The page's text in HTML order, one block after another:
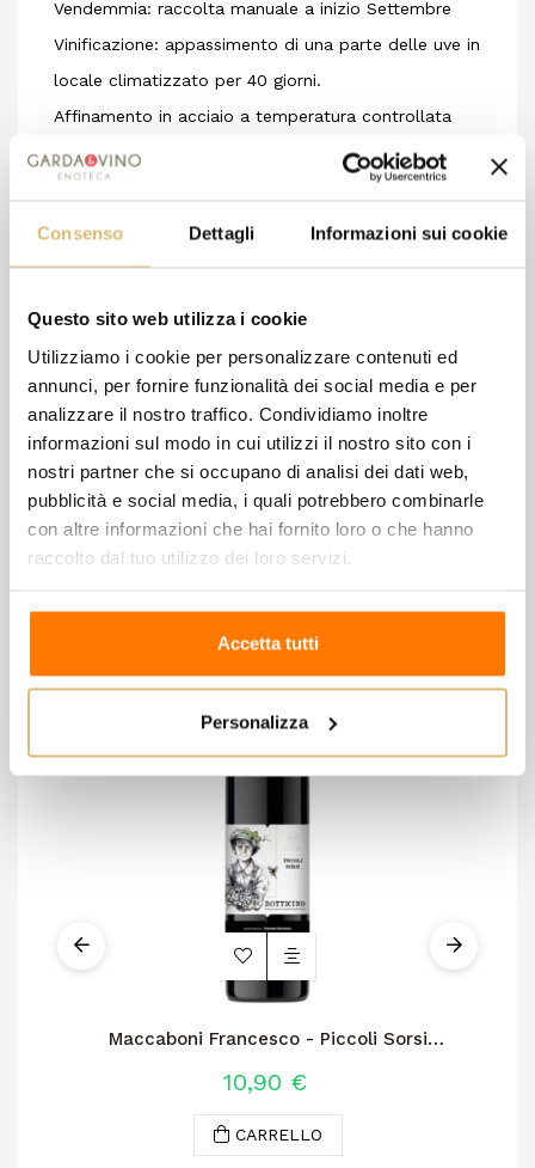
Consenso Dettagli Informazioni sui cookie
Questo sito web utilizza i cookie
Utilizziamo i cookie per personalizzare contenuti ed
annunci, per fornire funzionalità dei social media e per
analizzare il nostro traffico. Condividiamo inoltre
informazioni sul modo in cui utilizzi il nostro sito con i
nostri partner che si occupano di analisi dei dati web,
pubblicità e social media, i quali potrebbero combinarle
con altre informazioni che hai fornito loro o che hanno
raccolto dal tuo utilizzo dei loro servizi.
Accetta tutti
Personalizza
Vendemmia: raccolta manuale a inizio Settembre
Vinificazione: appassimento di una parte delle uve in
locale climatizzato per 40 giorni.
Affinamento in acciaio a temperatura controllata
per 6 mesi e 3 mesi in bottiglia prima della messa in
Descrizione: vino rosso rubino intenso dal profumo
Abbinamenti gastronomici: indicato per carni,
selvaggina, salumi e formaggi stagionati.
8 altri prodotti della stessa
categoria:
Maccaboni Francesco - Piccoli Sorsi
10,90 €
CARRELLO